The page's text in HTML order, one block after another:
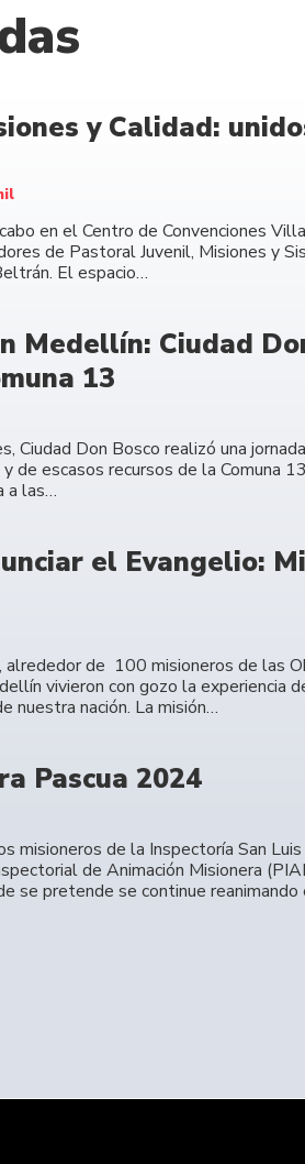
y Calidad:
en el Centro de Convenciones
de Pastoral Juvenil, Misiones y
El espacio…
Medellín: Ciudad
13
Ciudad Don Bosco realizó una
de escasos recursos de la Comuna
a las…
el Evangelio:
de 100 misioneros de las
vivieron con gozo la experiencia
nuestra nación. La misión…
Pascua 2024
misioneros de la Inspectoría San
de Animación Misionera
se pretende se continue